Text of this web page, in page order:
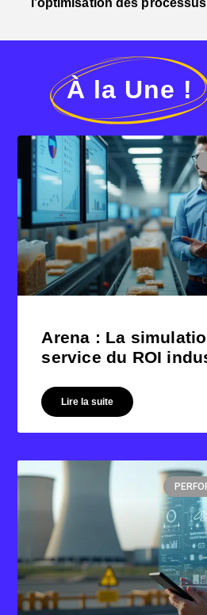
l’optimisation des
À la Une !
Arena : La
service du ROI
Lire la suite